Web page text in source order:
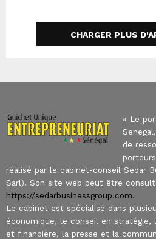
CHARGER PLUS
« Le
de
réalisé par le cabinet-conseil Sedar
Sarl). Son site web peut être
https://sedarbusinessgroup.com.
Le cabinet est spécialisé dans
économique, le conseil en stratégie,
et financière, la presse et la